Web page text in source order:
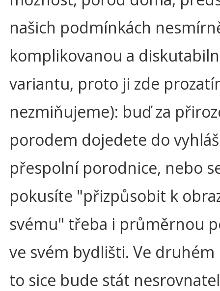
našich podmínkách
komplikovanou a
variantu, proto ji zde
nezmiňujeme): buď za
porodem dojedete do
přespolní porodnice, nebo
pokusíte "přizpůsobit k
svému" třeba i průměrnou
ve svém bydlišti. Ve
to sice bude stát